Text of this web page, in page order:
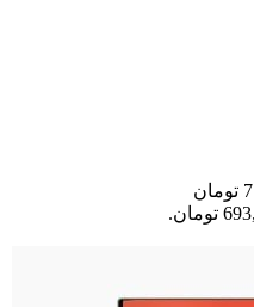
قیمت اصلی: 770,000 تومان